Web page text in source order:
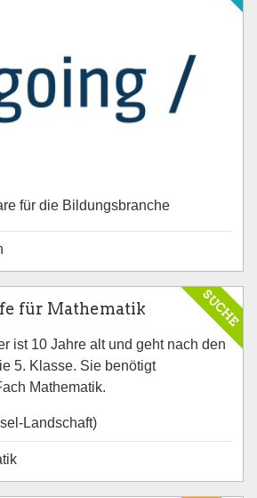
für die Bildungsbranche
SUCHE
für Mathematik
ist 10 Jahre alt und geht nach den
5. Klasse. Sie benötigt
Mathematik.
Landschaft)